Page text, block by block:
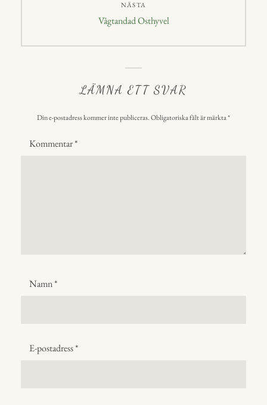
NÄSTA
Nästa
Vågtandad Osthyvel
LÄMNA ETT SVAR
Din e-postadress kommer inte publiceras.Obligatoriska fält är märkta*
Kommentar*
Namn*
E-postadress*